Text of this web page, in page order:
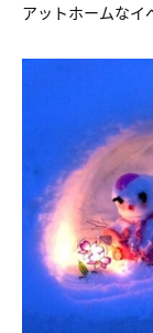
アットホームなイ